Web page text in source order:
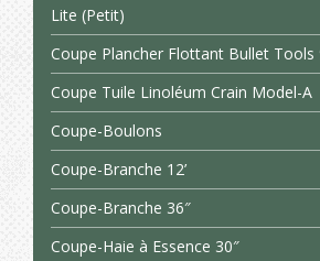
Lite (Petit)
Coupe Plancher Flottant Bullet Tools
Coupe Tuile Linoléum Crain Model-A
Coupe-Boulons
Coupe-Branche 12’
Coupe-Branche 36″
Coupe-Haie à Essence 30″